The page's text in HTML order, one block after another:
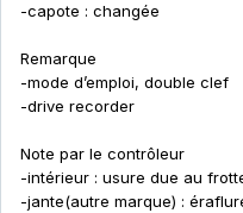
-capote : changée
Remarque
-mode d’emploi, double clef
-drive recorder
Note par le contrôleur
-intérieur : usure due au
-jante(autre marque) :